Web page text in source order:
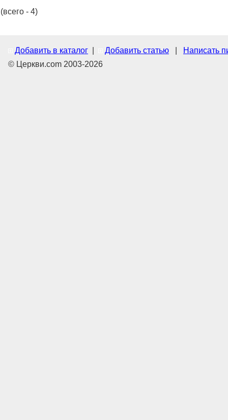
(всего - 4)
Добавить в каталог Добавить статью
Написать
© Церкви.com 2003-2026